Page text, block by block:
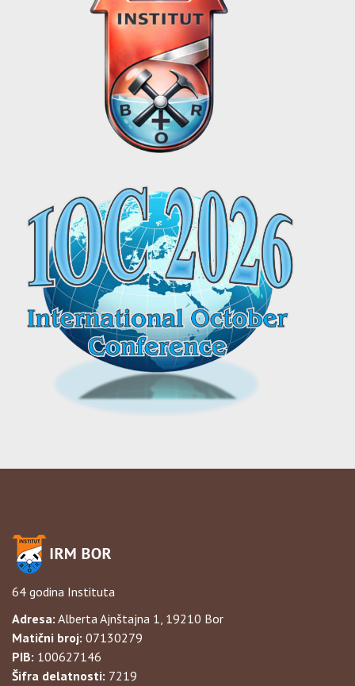
64 godina Instituta
Adresa: Alberta Ajnštajna 1, 19210 Bor
Matični broj: 07130279
PIB: 100627146
Šifra delatnosti: 7219